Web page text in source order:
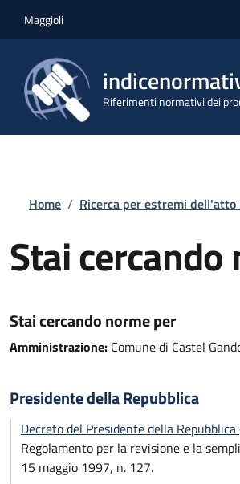
Maggioli
Riferimenti normativi dei
Briciole di pane
Home / Ricerca per estremi
Stai
Stai cercando norme per
Amministrazione: Comune di Castel
Presidente della Repubblica
Decreto del Presidente della
Regolamento per la revisione e la
15 maggio 1997, n. 127.